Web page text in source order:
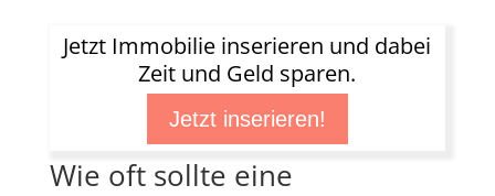
Jetzt Immobilie inserieren und dabei
Zeit und Geld sparen.
Jetzt inserieren!
Wie oft sollte eine